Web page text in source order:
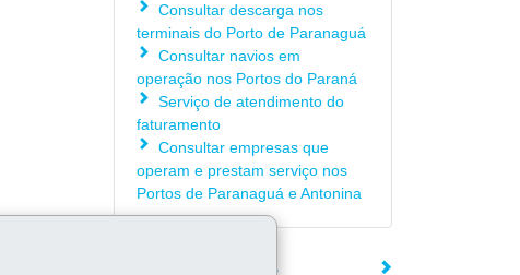
Consultar descarga nos
terminais do Porto de Paranaguá
Consultar navios em
operação nos Portos do Paraná
Serviço de atendimento do
faturamento
Consultar empresas que
operam e prestam serviço nos
Portos de Paranaguá e Antonina
ÓRGÃO RESPONSÁVEL